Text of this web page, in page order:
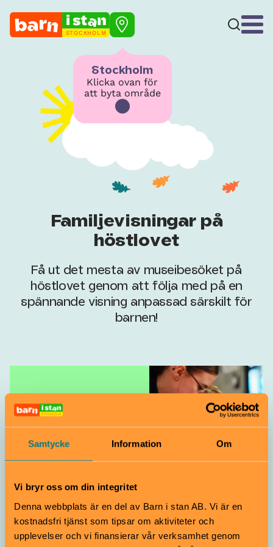
Samtycke Information Om
Vi bryr oss om din integritet
Denna webbplats är en del av Barn i stan AB. Vi är en
kostnadsfri tjänst som tipsar om aktiviteter och
upplevelser och vi finansierar vår verksamhet genom
STOCKHOLM
Stockholm
Klicka ovan för
att byta område
Familjevisningar på
höstlovet
Få ut det mesta av museibesöket på
höstlovet genom att följa med på en
spännande visning anpassad särskilt för
barnen!